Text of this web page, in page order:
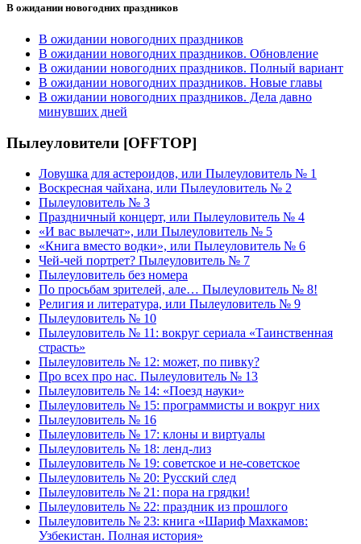
В ожидании новогодних праздников
В ожидании новогодних праздников
В ожидании новогодних праздников. Обновление
В ожидании новогодних праздников. Полный вариант
В ожидании новогодних праздников. Новые главы
В ожидании новогодних праздников. Дела давно
минувших дней
Пылеуловители [OFFTOP]
Ловушка для астероидов, или Пылеуловитель № 1
Воскресная чайхана, или Пылеуловитель № 2
Пылеуловитель № 3
Праздничный концерт, или Пылеуловитель № 4
«И вас вылечат», или Пылеуловитель № 5
«Книга вместо водки», или Пылеуловитель № 6
Чей-чей портрет? Пылеуловитель № 7
Пылеуловитель без номера
По просьбам зрителей, але… Пылеуловитель № 8!
Религия и литература, или Пылеуловитель № 9
Пылеуловитель № 10
Пылеуловитель № 11: вокруг сериала «Таинственная
страсть»
Пылеуловитель № 12: может, по пивку?
Про всех про нас. Пылеуловитель № 13
Пылеуловитель № 14: «Поезд науки»
Пылеуловитель № 15: программисты и вокруг них
Пылеуловитель № 16
Пылеуловитель № 17: клоны и виртуалы
Пылеуловитель № 18: ленд-лиз
Пылеуловитель № 19: советское и не-советское
Пылеуловитель № 20: Русский след
Пылеуловитель № 21: пора на грядки!
Пылеуловитель № 22: праздник из прошлого
Пылеуловитель № 23: книга «Шариф Махкамов:
Узбекистан. Полная история»